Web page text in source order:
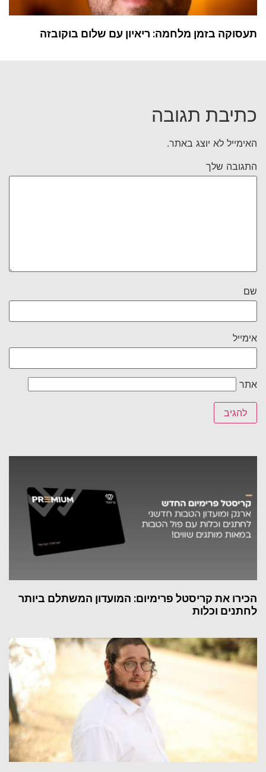
תעסוקה בזמן מלחמה: ריאיון עם שלום בוקובזה
כתיבת תגובה
האימייל לא יוצג באתר.
התגובה שלך
שם
אימייל
אתר
הכירו את קריסטל פרימיום: המועדון המשתלם ביותר
לחתנים וכלות